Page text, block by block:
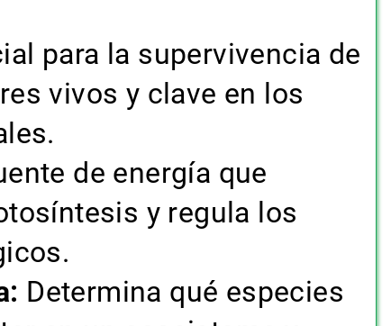
para la supervivencia de
vivos y clave en los
de energía que
y regula los
Determina qué especies